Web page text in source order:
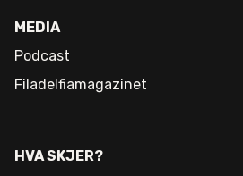
MEDIA
Podcast
Filadelfiamagazinet
HVA SKJER?